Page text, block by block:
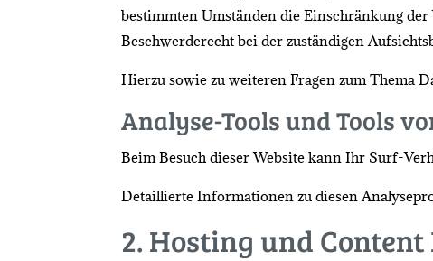
bestimmten Umständen die Einschränkung
Beschwerderecht bei der zuständigen
Hierzu sowie zu weiteren Fragen zum Thema
Analyse-Tools und Tools
Beim Besuch dieser Website kann Ihr Surf-
Detaillierte Informationen zu diesen
2. Hosting und